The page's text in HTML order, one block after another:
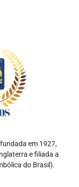
em 1927,
e filiada a
do Brasil).